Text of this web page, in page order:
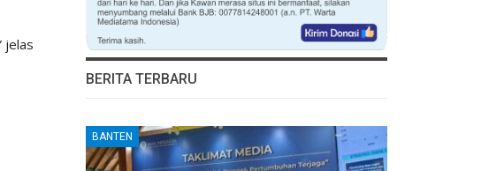
jelas
BERITA TERBARU
BANTEN